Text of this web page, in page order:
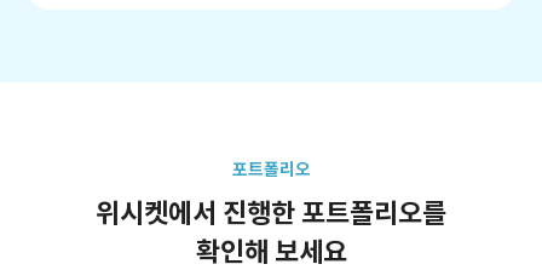
포트폴리오
위시켓에서 진행한 포트폴리오를
확인해 보세요